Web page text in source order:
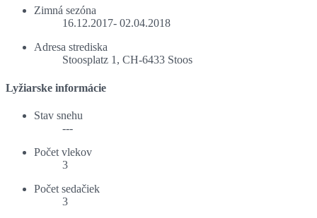
Zimná sezóna
16.12.2017- 02.04.2018
Adresa strediska
Stoosplatz 1, CH-6433 Stoos
Lyžiarske informácie
Stav snehu
---
Počet vlekov
3
Počet sedačiek
3